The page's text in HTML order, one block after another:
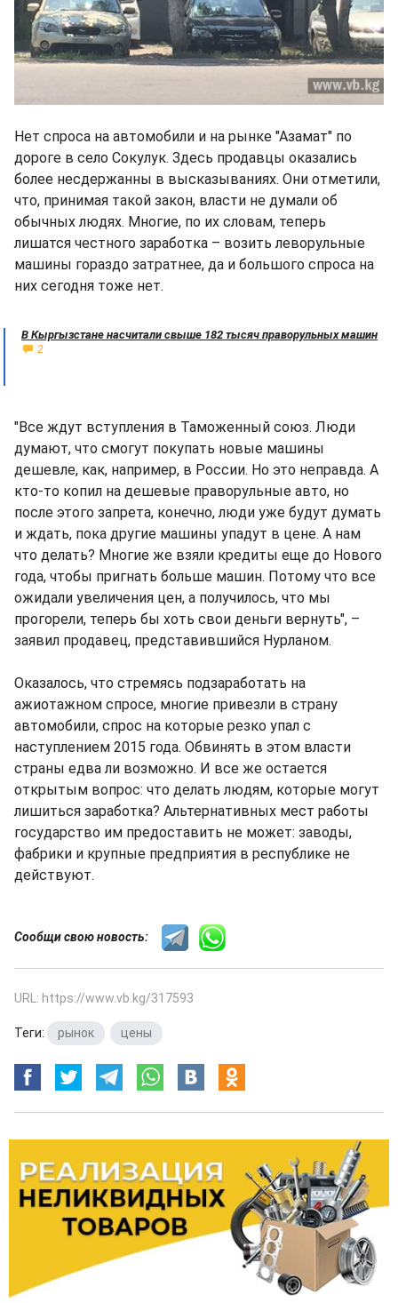
Нет спроса на автомобили и на рынке "Азамат" по
дороге в село Сокулук. Здесь продавцы оказались
более несдержанны в высказываниях. Они отметили,
что, принимая такой закон, власти не думали об
обычных людях. Многие, по их словам, теперь
лишатся честного заработка – возить леворульные
машины гораздо затратнее, да и большого спроса на
них сегодня тоже нет.
В Кыргызстане насчитали свыше 182 тысяч праворульных машин
2
"Все ждут вступления в Таможенный союз. Люди
думают, что смогут покупать новые машины
дешевле, как, например, в России. Но это неправда. А
кто-то копил на дешевые праворульные авто, но
после этого запрета, конечно, люди уже будут думать
и ждать, пока другие машины упадут в цене. А нам
что делать? Многие же взяли кредиты еще до Нового
года, чтобы пригнать больше машин. Потому что все
ожидали увеличения цен, а получилось, что мы
прогорели, теперь бы хоть свои деньги вернуть", –
заявил продавец, представившийся Нурланом.
Оказалось, что стремясь подзаработать на
ажиотажном спросе, многие привезли в страну
автомобили, спрос на которые резко упал с
наступлением 2015 года. Обвинять в этом власти
страны едва ли возможно. И все же остается
открытым вопрос: что делать людям, которые могут
лишиться заработка? Альтернативных мест работы
государство им предоставить не может: заводы,
фабрики и крупные предприятия в республике не
действуют.
Сообщи свою новость:
URL: https://www.vb.kg/317593
Теги: рынок цены